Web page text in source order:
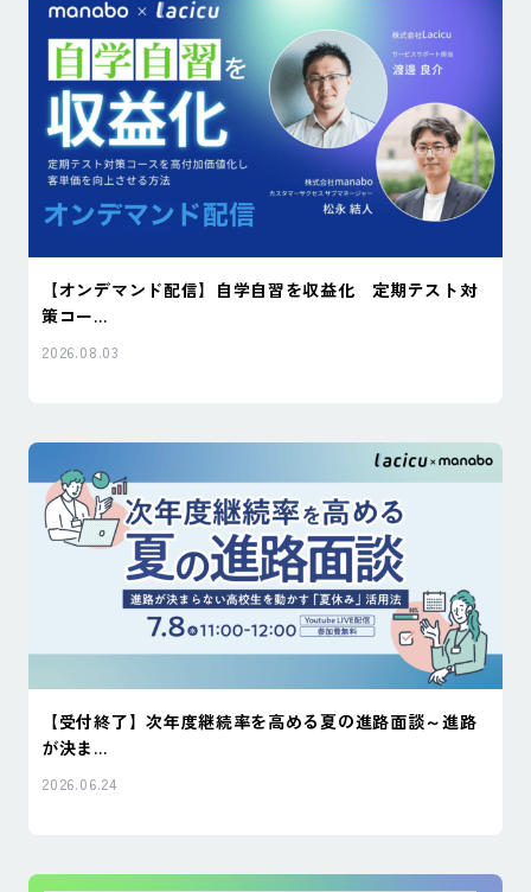
【オンデマンド配信】自学自習を収益化 定期テスト対
策コー...
2026.08.03
【受付終了】次年度継続率を高める夏の進路面談～進路
が決ま...
2026.06.24